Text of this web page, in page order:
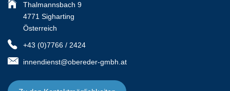
Thalmannsbach 9
4771 Sigharting
Österreich
+43 (0)7766 / 2424
innendienst@obereder-gmbh.at